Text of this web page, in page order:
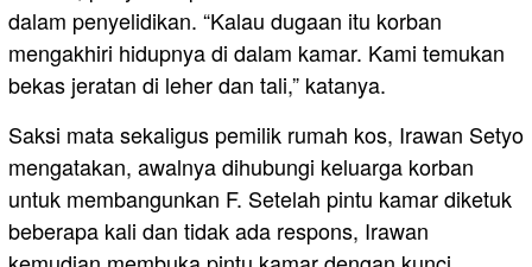
dalam penyelidikan. “Kalau dugaan itu korban
mengakhiri hidupnya di dalam kamar. Kami temukan
bekas jeratan di leher dan tali,” katanya.
Saksi mata sekaligus pemilik rumah kos, Irawan Setyo
mengatakan, awalnya dihubungi keluarga korban
untuk membangunkan F. Setelah pintu kamar diketuk
beberapa kali dan tidak ada respons, Irawan